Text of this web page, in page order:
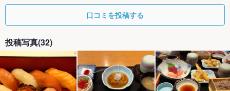
口コミを投稿する
投稿写真(32)